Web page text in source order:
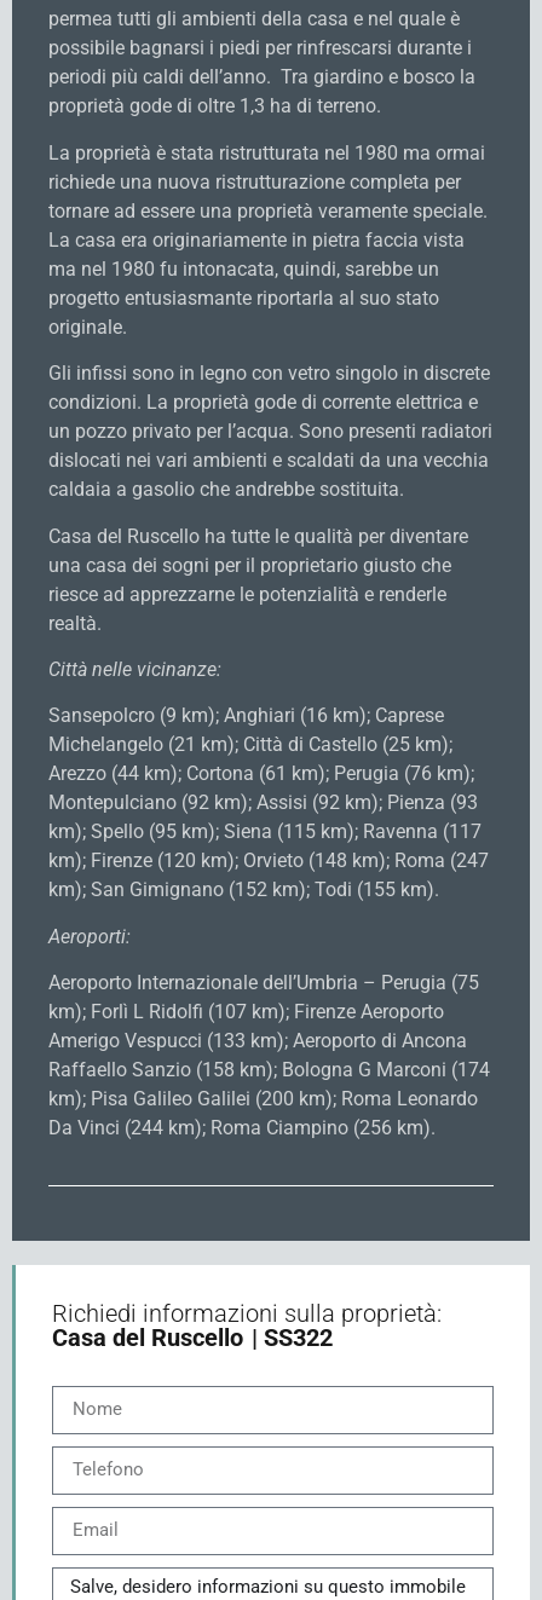
permea tutti gli ambienti della casa e nel quale è
possibile bagnarsi i piedi per rinfrescarsi durante i
periodi più caldi dell’anno. Tra giardino e bosco la
proprietà gode di oltre 1,3 ha di terreno.
La proprietà è stata ristrutturata nel 1980 ma ormai
richiede una nuova ristrutturazione completa per
tornare ad essere una proprietà veramente speciale.
La casa era originariamente in pietra faccia vista
ma nel 1980 fu intonacata, quindi, sarebbe un
progetto entusiasmante riportarla al suo stato
originale.
Gli infissi sono in legno con vetro singolo in discrete
condizioni. La proprietà gode di corrente elettrica e
un pozzo privato per l’acqua. Sono presenti radiatori
dislocati nei vari ambienti e scaldati da una vecchia
caldaia a gasolio che andrebbe sostituita.
Casa del Ruscello ha tutte le qualità per diventare
una casa dei sogni per il proprietario giusto che
riesce ad apprezzarne le potenzialità e renderle
realtà.
Città nelle vicinanze:
Sansepolcro (9 km); Anghiari (16 km); Caprese
Michelangelo (21 km); Città di Castello (25 km);
Arezzo (44 km); Cortona (61 km); Perugia (76 km);
Montepulciano (92 km); Assisi (92 km); Pienza (93
km); Spello (95 km); Siena (115 km); Ravenna (117
km); Firenze (120 km); Orvieto (148 km); Roma (247
km); San Gimignano (152 km); Todi (155 km).
Aeroporti:
Aeroporto Internazionale dell’Umbria – Perugia (75
km); Forlì L Ridolfi (107 km); Firenze Aeroporto
Amerigo Vespucci (133 km); Aeroporto di Ancona
Raffaello Sanzio (158 km); Bologna G Marconi (174
km); Pisa Galileo Galilei (200 km); Roma Leonardo
Da Vinci (244 km); Roma Ciampino (256 km).
Richiedi informazioni sulla proprietà:
Casa del Ruscello | SS322